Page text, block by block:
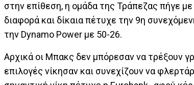
στην επίθεση, η ομάδα της Τράπεζας πήγε
διαφορά και δίκαια πέτυχε την 9η
την Dynamo Power με 50-26.
Αρχικά οι Μπακς δεν μπόρεσαν να τρέξουν
επιλογές νίκησαν και συνεχίζουν να